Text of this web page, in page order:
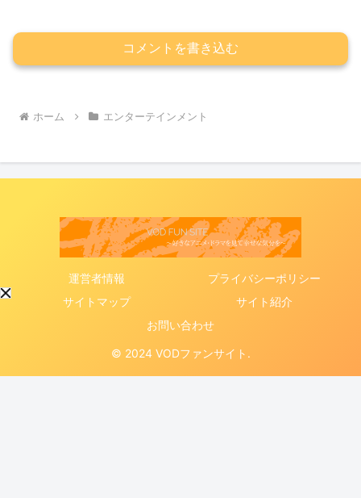
コメントを書き込む
ホーム エンターテインメント
運営者情報
プライバシーポリシー
サイトマップ
サイト紹介
お問い合わせ
© 2024 VODファンサイト.